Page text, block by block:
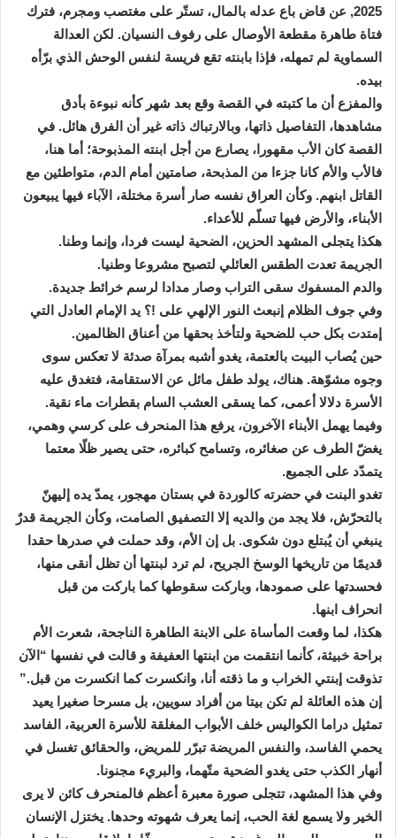
2025, عن قاض باع عدله بالمال، تستّر على مغتصب ومجرم، فترك
فتاة طاهرة مقطعة الأوصال على رفوف النسيان. لكن العدالة
السماوية لم تمهله، فإذا بابنته تقع فريسة لنفس الوحش الذي برّأه
بيده.
والمفزع أن ما كتبته في القصة وقع بعد شهر كأنه نبوءة بأدق
مشاهدها، التفاصيل ذاتها، وبالارتباك ذاته غير أن الفرق هائل. في
القصة كان الأب مقهورا، يصارع من أجل ابنته المذبوحة؛ أما هنا،
فالأب والأم كانا جزءا من المذبحة، صامتين أمام الدم، متواطئين مع
القاتل ابنهم. وكأن العراق نفسه صار أسرة مختلة، الآباء فيها يبيعون
الأبناء، والأرض فيها تسلّم للأعداء.
هكذا يتجلى المشهد الحزين، الضحية ليست فردا، وإنما وطنا.
الجريمة تعدت الطقس العائلي لتصبح مشروعا وطنيا.
والدم المسفوك سقى التراب وصار مدادا لرسم خرائط جديدة.
وفي جوف الظلام إنبعث النور الإلهي على !؟ يد الإمام العادل التي
إمتدت بكل حب للضحية ولتأخذ بحقها من أعناق الظالمين.
حين يُصاب البيت بالعتمة، يغدو أشبه بمرآة صدئة لا تعكس سوى
وجوه مشوّهة. هناك، يولد طفل مائل عن الاستقامة، فتغدق عليه
الأسرة دلالا أعمى، كما يسقى العشب السام بقطرات ماء نقية.
وفيما يهمل الأبناء الآخرون، يرفع هذا المنحرف على كرسي وهمي،
يغضّ الطرف عن صغائره، وتسامح كبائره، حتى يصير ظلّا معتما
يتمدّد على الجميع.
تغدو البنت في حضرته كالوردة في بستان مهجور، يمدّ يده إليهنّ
بالتحرّش، فلا يجد من والديه إلا التصفيق الصامت، وكأن الجريمة قدرٌ
ينبغي أن يُبتلع دون شكوى. بل إن الأم، وقد حملت في صدرها حقدا
قديمًا من تاريخها الوسخ الجريح، لم ترد لبنتها أن تظل أنقى منها،
فحسدتها على صمودها، وباركت سقوطها كما باركت من قبل
انحراف ابنها.
هكذا، لما وقعت المأساة على الابنة الطاهرة الناجحة، شعرت الأم
براحة خبيثة، كأنما انتقمت من ابنتها العفيفة و قالت في نفسها “الآن
تذوقت إبنتي الخراب و ما ذقته أنا، وانكسرت كما انكسرت من قبل.”
إن هذه العائلة لم تكن بيتا من أفراد سويين، بل مسرحا صغيرا يعيد
تمثيل دراما الكواليس خلف الأبواب المغلقة للأسرة العربية، الفاسد
يحمي الفاسد، والنفس المريضة تبرّر للمريض، والحقائق تغسل في
أنهار الكذب حتى يغدو الضحية متّهما، والبريء مجنونا.
وفي هذا المشهد، تتجلى صورة معبرة أعظم فالمنحرف كائن لا يرى
الخير ولا يسمع لغة الحب، إنما يعرف شهوته وحدها. يختزل الإنسان